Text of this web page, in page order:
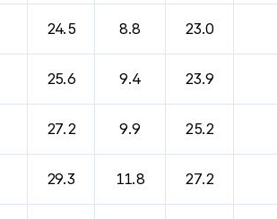
24.5 8.8 23.0
25.6 9.4 23.9
27.2 9.9 25.2
29.3 11.8 27.2